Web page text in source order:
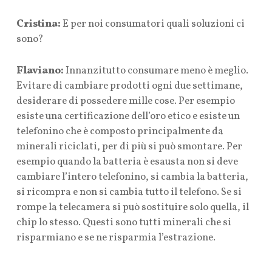
Cristina:E per noi consumatori quali soluzioni ci
sono?
Flaviano:Innanzitutto consumare meno è meglio.
Evitare di cambiare prodotti ogni due settimane,
desiderare di possedere mille cose. Per esempio
esiste una certificazione dell’oro etico e esiste un
telefonino che è composto principalmente da
minerali riciclati, per di più si può smontare. Per
esempio quando la batteria è esausta non si deve
cambiare l’intero telefonino, si cambia la batteria,
si ricompra e non si cambia tutto il telefono. Se si
rompe la telecamera si può sostituire solo quella, il
chip lo stesso. Questi sono tutti minerali che si
risparmiano e se ne risparmia l’estrazione.